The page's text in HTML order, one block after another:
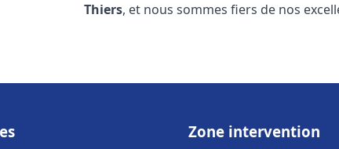
Thiers, et nous sommes fiers de nos
Zone intervention